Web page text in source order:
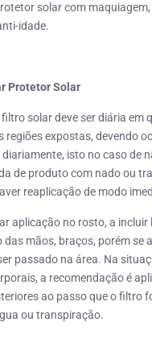
solar com
idade.
Protetor Solar
solar deve ser diária em
regiões expostas, devendo
diariamente, isto no caso de
de produto com nado ou
reaplicação de modo
aplicação no rosto, a incluir
das mãos, braços, porém se
passado na área. Na
a recomendação é
ao passo que o filtro
ou transpiração.